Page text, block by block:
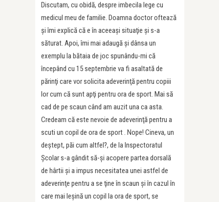
Discutam, cu obidă, despre imbecila lege cu
medicul meu de familie. Doamna doctor oftează
şi îmi explică că e în aceeaşi situaţie şi s-a
săturat. Apoi, îmi mai adaugă şi dânsa un
exemplu la bătaia de joc spunându-mi că
începând cu 15 septembrie va fi asaltată de
părinţi care vor solicita adeverinţă pentru copiii
lor cum că sunt apţi pentru ora de sport. Mai să
cad de pe scaun când am auzit una ca asta.
Credeam că este nevoie de adeverinţă pentru a
scuti un copil de ora de sport . Nope! Cineva, un
deştept, păi cum altfel?, de la Inspectoratul
Şcolar s-a gândit să-şi acopere partea dorsală
de hârtii şi a impus necesitatea unei astfel de
adeverinţe pentru a se ţine în scaun şi în cazul în
care mai leşină un copil la ora de sport, se